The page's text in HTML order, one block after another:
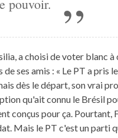
pouvoir.
a choisi de voter blanc
ses amis : « Le PT a pris
dès le départ, son vrai
qu'ait connu le Brésil
conçus pour ça. Pourtant,
Mais le PT c'est un parti